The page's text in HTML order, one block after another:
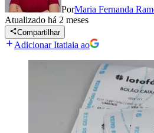
PorMaria Fernanda
Atualizado há 2 meses
Compartilhar
Adicionar Itatiaia ao